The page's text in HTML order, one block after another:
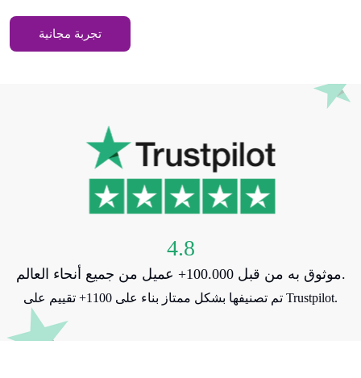
تجربة مجانية
4.8
موثوق به من قبل 100.000+ عميل من جميع أنحاء العالم.
تم تصنيفها بشكل ممتاز بناء على 1100+ تقييم على Trustpilot.